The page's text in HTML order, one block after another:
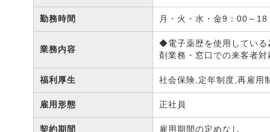
勤務時間 月・火・水・金9：00～
業務内容
◆電子薬歴を使用している
剤業務・窓口での来客者
福利厚生 社会保険,定年制度,再雇用
雇用形態 正社員
契約期間 雇用期間の定めなし